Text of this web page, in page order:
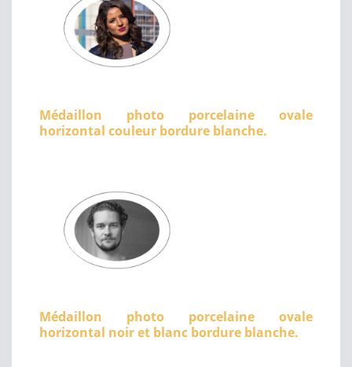
Médaillon photo porcelaine ovale
horizontal couleur bordure blanche.
Médaillon photo porcelaine ovale
horizontal noir et blanc bordure blanche.